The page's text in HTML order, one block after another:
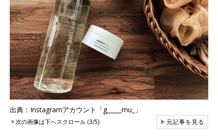
出典：Instagramアカウント「g_____mu_」
▼次の画像は下へスクロール (3/5) ▶元記事を見る